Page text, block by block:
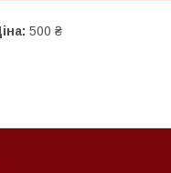
500 ₴